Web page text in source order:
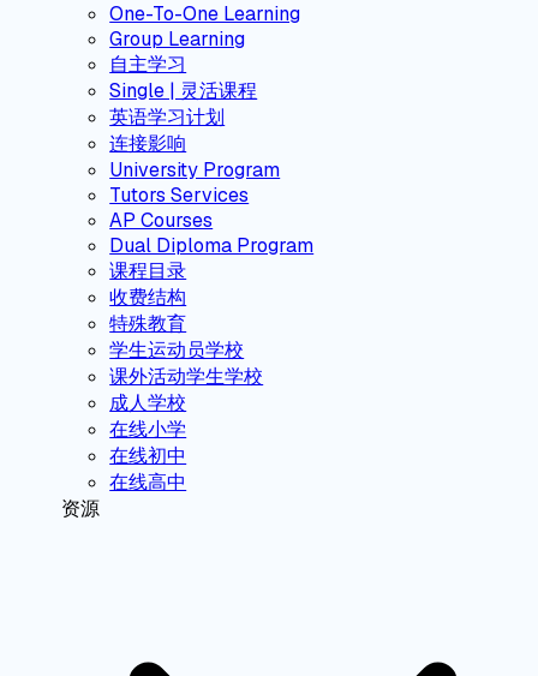
One-To-One Learning
Group Learning
自主学习
Single | 灵活课程
英语学习计划
连接影响
University Program
Tutors Services
AP Courses
Dual Diploma Program
课程目录
收费结构
特殊教育
学生运动员学校
课外活动学生学校
成人学校
在线小学
在线初中
在线高中
资源